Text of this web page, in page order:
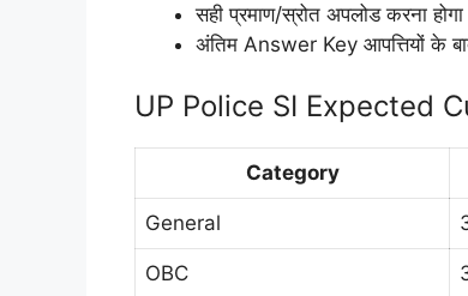
सही प्रमाण/स्रोत अपलोड करना होगा
अंतिम Answer Key आपत्तियों के बाद
UP Police SI Expected
Category
General
OBC